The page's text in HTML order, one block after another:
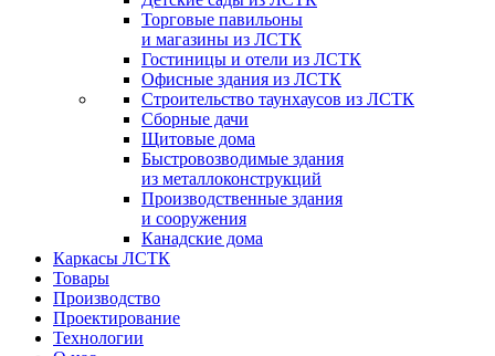
Торговые павильоны
и магазины из ЛСТК
Гостиницы и отели из ЛСТК
Офисные здания из ЛСТК
Строительство таунхаусов из ЛСТК
Сборные дачи
Щитовые дома
Быстровозводимые здания
из металлоконструкций
Производственные здания
и сооружения
Канадские дома
Каркасы ЛСТК
Товары
Производство
Проектирование
Технологии